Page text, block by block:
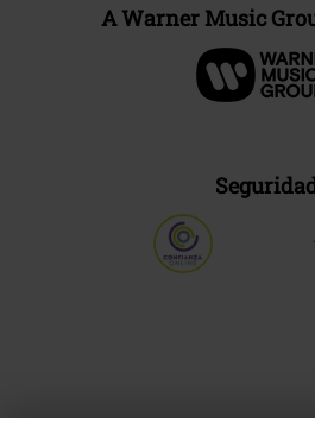
A Warner Music